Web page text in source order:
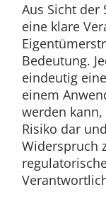
Aus Sicht der
eine klare
Bedeutung.
eindeutig
einem
werden
Risiko dar
Widerspruch